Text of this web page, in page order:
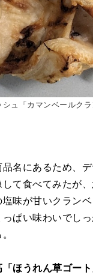
シュ「カマンベールク
名にあるため、
て食べてみたが
味が甘いクラン
ぱい味わいでしっ
ほうれん草ゴート